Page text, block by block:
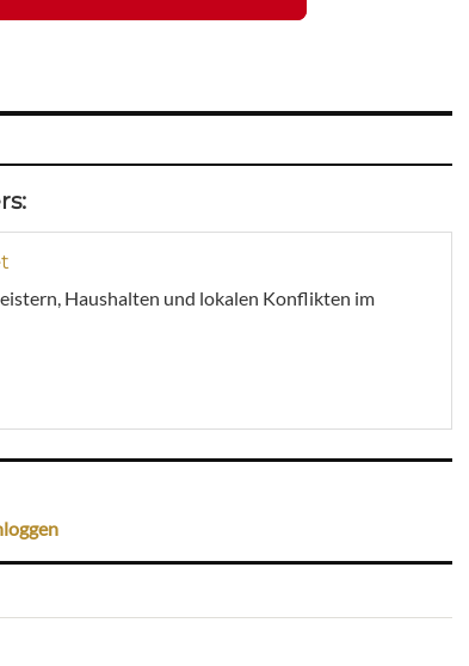
Haushalten und lokalen Konflikten im